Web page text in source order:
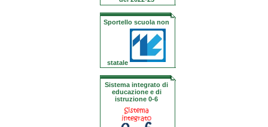
Sportello scuola non
statale
Sistema integrato di
educazione e di
istruzione 0-6